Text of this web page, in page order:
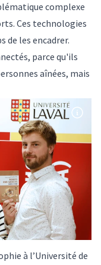
complexe
Ces technologies
de les encadrer.
parce qu'ils
aînées, mais
à l’Université de